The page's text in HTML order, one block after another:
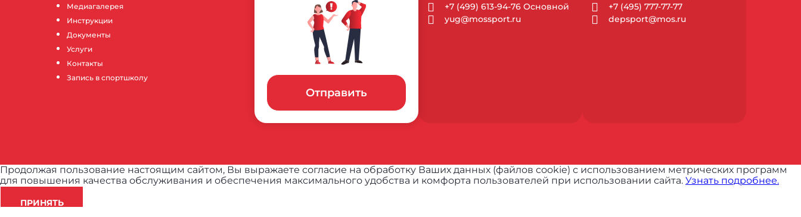
Медиагалерея
Инструкции
Документы
Услуги
Контакты
Запись в спортшколу
Отправить
+7 (499) 613-94-76 Основной
yug@mossport.ru
+7 (495) 777-77-77
depsport@mos.ru
Продолжая пользование настоящим сайтом, Вы выражаете согласие на обработку Ваших данных (файлов cookie) с использованием метрических программ
для повышения качества обслуживания и обеспечения максимального удобства и комфорта пользователей при использовании сайта. Узнать подробнее.
ПРИНЯТЬ